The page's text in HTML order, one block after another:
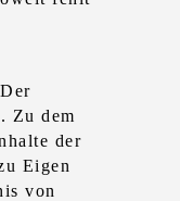
Zu dem
der
Eigen
von